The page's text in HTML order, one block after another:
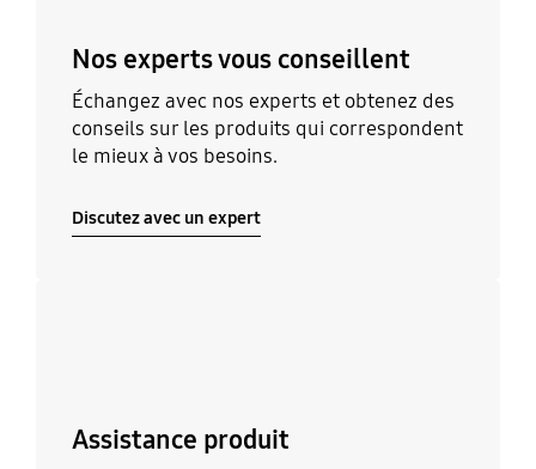
Nos experts vous conseillent
Échangez avec nos experts et obtenez des
conseils sur les produits qui correspondent
le mieux à vos besoins.
Discutez avec un expert
Assistance produit